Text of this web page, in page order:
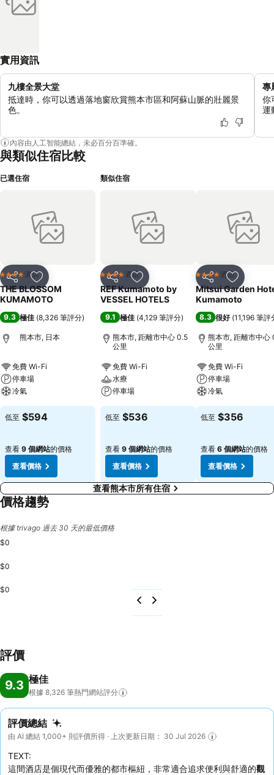
實用資訊
九樓全景大堂
抵達時，你可以透過落地窗欣賞熊本市區和阿蘇山脈的壯麗景
色。
專
你
運
內容由人工智能總結，未必百分百準確。
與類似住宿比較
已選住宿
分享 放到收藏夾
4 星級 酒店
THE BLOSSOM
KUMAMOTO
9.3 極佳 (8,326 筆評分)
熊本市, 日本
免費 Wi-Fi
停車場
冷氣
低至 $594
查看 9 個網站的價格
查看價格
類似住宿
分享 放到收藏夾
4 星級 酒店
REF Kumamoto by
VESSEL HOTELS
9.1 極佳 (4,129 筆評分)
熊本市, 距離市中心 0.5
公里
免費 Wi-Fi
水療
停車場
低至 $536
查看 9 個網站的價格
查看價格
分享 放到收藏
4 星級 酒店
Mitsui Garden
Kumamoto
8.3 很好 (11,196 筆評
熊本市, 距離市中心
公里
免費 Wi-Fi
停車場
冷氣
低至 $356
查看 6 個網站的價格
查看價格
查看熊本市所有住宿
價格趨勢
根據 trivago 過去 30 天的最低價格
$0
$0
$0
評價
9.3 極佳
根據 8,326 筆熱門網站評分
評價總結
由 AI 總結 1,000+ 則評價所得 · 上次更新日期： 30 Jul 2026
TEXT:
這間酒店是個現代而優雅的都市樞紐，非常適合追求便利與舒適的觀